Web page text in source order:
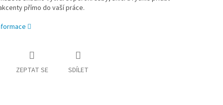
přímo do vaší práce.
ZEPTAT SE SDÍLET